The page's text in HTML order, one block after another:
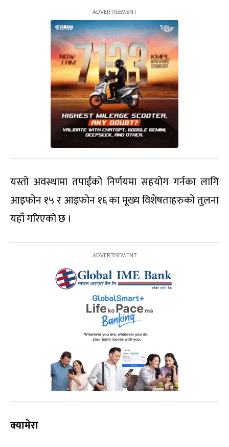
यस्तो अवस्थामा तपाईंको निर्णयमा सहयोग गर्नका लागि
आइफोन १५ र आइफोन १६ का मूख्य विशेषताहरुको तुलना
यहाँ गरिएको छ ।
क्यामेरा